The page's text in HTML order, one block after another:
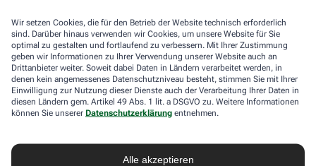
Wir setzen Cookies, die für den Betrieb der Website technisch erforderlich
sind. Darüber hinaus verwenden wir Cookies, um unsere Website für Sie
optimal zu gestalten und fortlaufend zu verbessern. Mit Ihrer Zustimmung
geben wir Informationen zu Ihrer Verwendung unserer Website auch an
Drittanbieter weiter. Soweit dabei Daten in Ländern verarbeitet werden, in
denen kein angemessenes Datenschutzniveau besteht, stimmen Sie mit Ihrer
Einwilligung zur Nutzung dieser Dienste auch der Verarbeitung Ihrer Daten in
diesen Ländern gem. Artikel 49 Abs. 1 lit. a DSGVO zu. Weitere Informationen
können Sie unserer Datenschutzerklärung entnehmen.
Alle akzeptieren